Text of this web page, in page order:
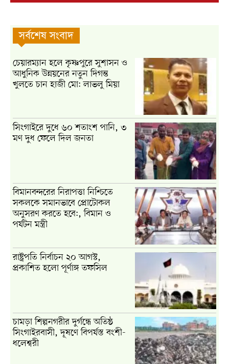
সর্বশেষ সংবাদ
চেয়ারম্যান হলে কৃষ্ণপুরে সুশাসন ও
আধুনিক উন্নয়নের নতুন দিগন্ত
খুলতে চান হাজী মো: লাভলু মিয়া
সিংগাইরে দুধে ৬০ শতাংশ পানি, ৩
মণ দুধ ফেলে দিল জনতা
বিমানবন্দরের নিরাপত্তা নিশ্চিতে
সকলকে সমানভাবে প্রোটোকল
অনুসরণ করতে হবে:, বিমান ও
পর্যটন মন্ত্রী
রাষ্ট্রপতি নির্বাচন ২০ আগস্ট,
প্রকাশিত হলো পূর্ণাঙ্গ তফসিল
চামড়া শিল্পনগরীর দুর্গন্ধে অতিষ্ঠ
সিংগাইরবাসী, দূষণে বিপর্যস্ত বংশী-
ধলেশ্বরী